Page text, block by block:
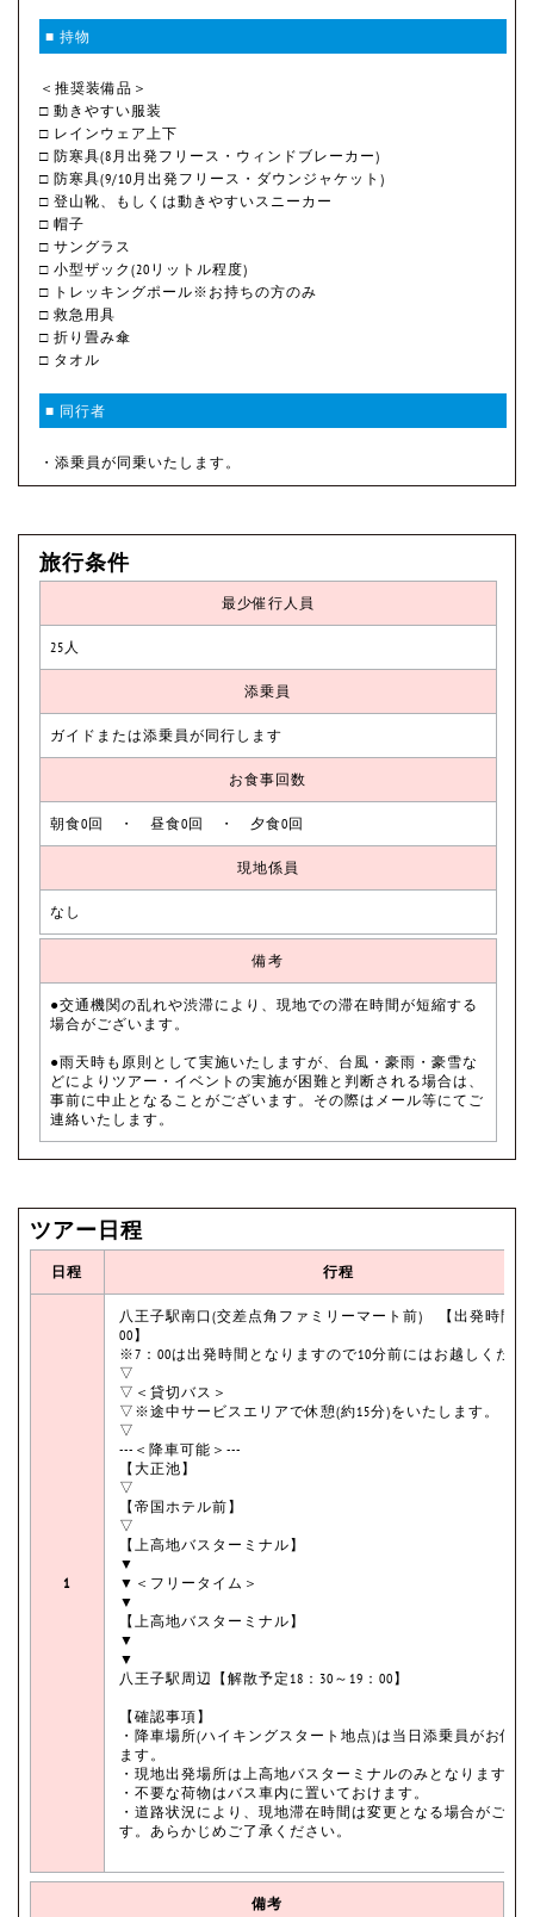
■ 持物
＜推奨装備品＞
□ 動きやすい服装
□ レインウェア上下
□ 防寒具(8月出発フリース・ウィンドブレーカー)
□ 防寒具(9/10月出発フリース・ダウンジャケット)
□ 登山靴、もしくは動きやすいスニーカー
□ 帽子
□ サングラス
□ 小型ザック(20リットル程度)
□ トレッキングポール※お持ちの方のみ
□ 救急用具
□ 折り畳み傘
□ タオル
■ 同行者
・添乗員が同乗いたします。
旅行条件
最少催行人員
25人
添乗員
ガイドまたは添乗員が同行します
お食事回数
朝食0回 ・ 昼食0回 ・ 夕食0回
現地係員
なし
備考
●交通機関の乱れや渋滞により、現地での滞在時間が短縮する
場合がございます。
●雨天時も原則として実施いたしますが、台風・豪雨・豪雪な
どによりツアー・イベントの実施が困難と判断される場合は、
事前に中止となることがございます。その際はメール等にてご
連絡いたします。
ツアー日程
日程 行程
1
八王子駅南口(交差点角ファミリーマート前) 【出発時間7
00】
※7：00は出発時間となりますので10分前にはお越しくださ
▽
▽＜貸切バス＞
▽※途中サービスエリアで休憩(約15分)をいたします。
▽
---＜降車可能＞---
【大正池】
▽
【帝国ホテル前】
▽
【上高地バスターミナル】
▼
▼＜フリータイム＞
▼
【上高地バスターミナル】
▼
▼
八王子駅周辺【解散予定18：30～19：00】
【確認事項】
・降車場所(ハイキングスタート地点)は当日添乗員がお伺
ます。
・現地出発場所は上高地バスターミナルのみとなります。
・不要な荷物はバス車内に置いておけます。
・道路状況により、現地滞在時間は変更となる場合がござ
す。あらかじめご了承ください。
備考